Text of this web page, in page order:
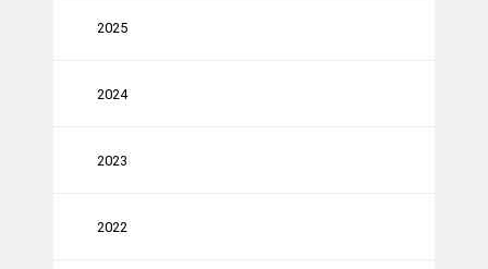
2025
2024
2023
2022